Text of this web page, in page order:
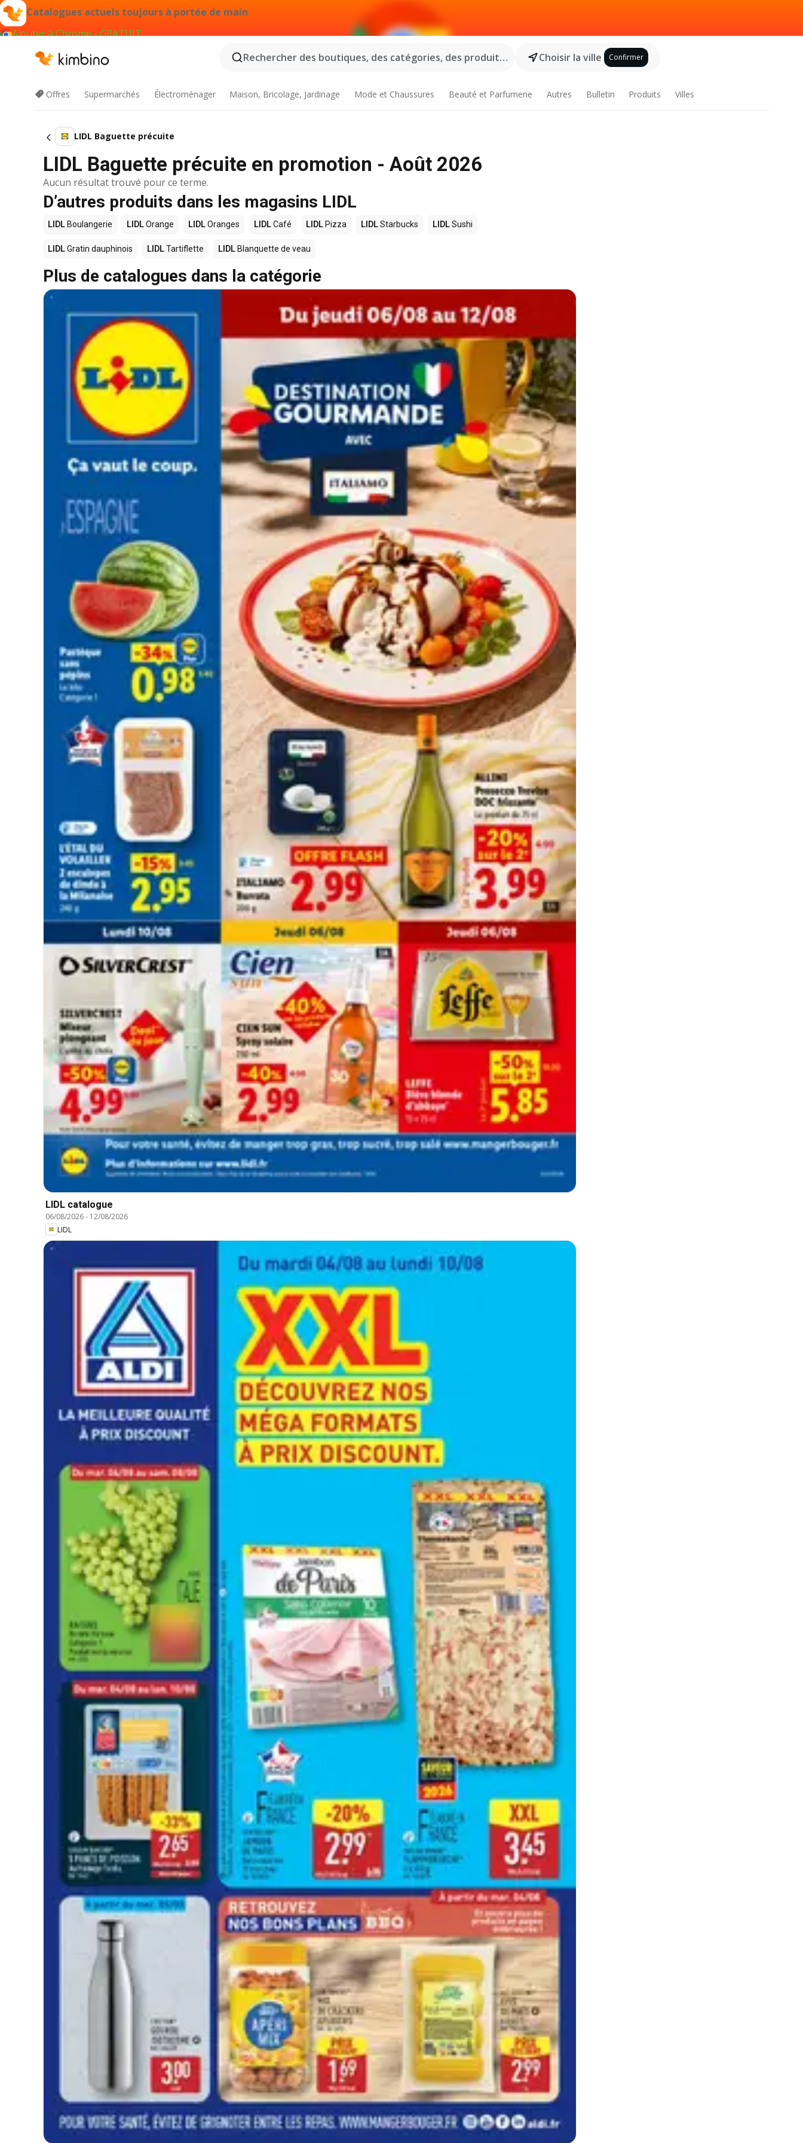
Catalogues actuels toujours à portée de main
Ajouter à Chrome - GRATUIT
Rechercher des boutiques, des catégories, des produits...
Choisir la ville Confirmer
Offres Supermarchés Électroménager Maison, Bricolage, Jardinage Mode et Chaussures Beauté et Parfumerie Autres Bulletin Produits Villes
LIDL Baguette précuite
LIDL Baguette précuite en promotion - Août 2026
Aucun résultat trouvé pour ce terme.
D’autres produits dans les magasins LIDL
LIDL Boulangerie LIDLOrange LIDLOranges LIDLCafé LIDL Pizza LIDLStarbucks LIDLSushi
LIDLGratin dauphinois LIDLTartiflette LIDL Blanquette de veau
Plus de catalogues dans la catégorie
LIDL catalogue
06/08/2026- 12/08/2026
LIDL